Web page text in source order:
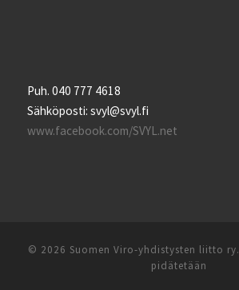
Puh. 040 777 4618
Sähköposti: svyl@svyl.fi
www.facebook.com/SVYL.net
© 2026 Suomen Viro-yhdistysten liitto ry.
pidätetään